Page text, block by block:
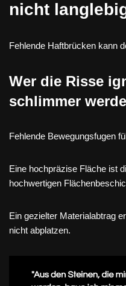
nicht
Fehlende Haftbrücken kann
Wer die Risse
schlimmer
Fehlende Bewegungsfugen
Eine hochpräzise Fläche ist
hochwertigen
Ein gezielter Materialabtrag
nicht abplatzen.